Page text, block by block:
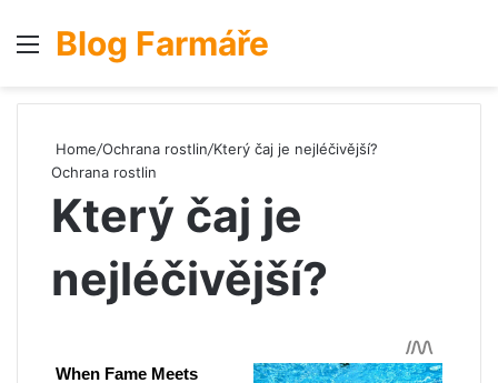
Menu
Blog Farmáře
Home/Ochrana rostlin/Který čaj je nejléčivější?
Ochrana rostlin
Který čaj je
nejléčivější?